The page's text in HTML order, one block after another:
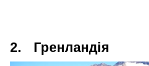
2. Гренландія